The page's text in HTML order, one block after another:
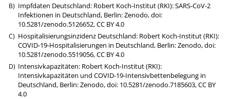
Impfdaten Deutschland: Robert Koch-Institut (RKI): SARS-CoV-2
Infektionen in Deutschland, Berlin: Zenodo,doi:
10.5281/zenodo.5126652,CC BY 4.0
Hospitalisierungsinzidenz Deutschland: Robert Koch-Institut (RKI):
COVID-19-Hospitalisierungen in Deutschland, Berlin: Zenodo,doi:
10.5281/zenodo.5519056,CC BY 4.0
Intensivkapazitäten: Robert Koch-Institut (RKI):
Intensivkapazitäten und COVID-19-Intensivbettenbelegung in
Deutschland, Berlin: Zenodo,doi: 10.5281/zenodo.7185603,CC BY
4.0